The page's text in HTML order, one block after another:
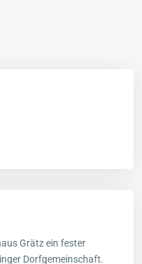
Grätz ein fester
Dorfgemeinschaft.